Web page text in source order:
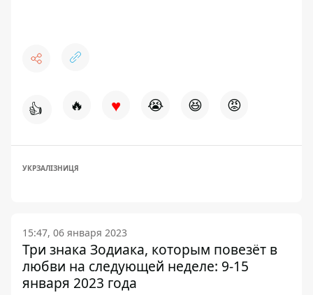
👍 🔥 ♥ 😭 😆 😡
УКРЗАЛІЗНИЦЯ
15:47, 06 января 2023
Три знака Зодиака, которым повезёт в
любви на следующей неделе: 9-15
января 2023 года